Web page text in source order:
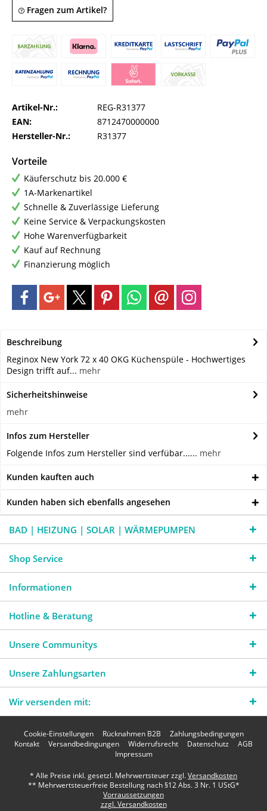
Fragen zum Artikel?
Artikel-Nr.:
REG-R31377
EAN:
8712470000000
Hersteller-Nr.:
R31377
Vorteile
Käuferschutz bis 20.000 €
1A-Markenartikel
Schnelle & Zuverlässige Lieferung
Keine Service & Verpackungskosten
Hohe Warenverfügbarkeit
Kauf auf Rechnung
Finanzierung möglich
Beschreibung
Reginox New York 72 x 40 OKG Küchenspüle - Hochwertiges
Design trifft auf... mehr
Sicherheitshinweise
mehr
Infos zum Hersteller
Folgende Infos zum Hersteller sind verfübar...... mehr
Kunden kauften auch
Kunden haben sich ebenfalls angesehen
BAD | HEIZUNG | SOLAR | WÄRMEPUMPEN
Shop Service
Informationen
Hotline & Beratung
Unsere Communitys
Unsere Zahlungsarten
Wir versenden mit:
Cookie-Einstellungen Rücknahmen B2B
Zahlungsbedingungen
Kontakt
Versandbedingungen Widerrufsrecht Datenschutz
AGB
Impressum
* Alle Preise inkl. gesetzl. Mehrwertsteuer zzgl.Versandkosten
** Mehrwertsteuerfreie Bestellung nach §12 Abs. 3 Nr. 1 UStG*
Vorraussetzungen
zzgl. Versandkosten